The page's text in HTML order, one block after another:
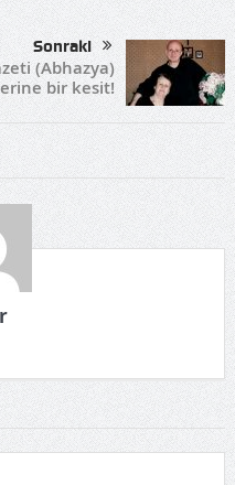
Sonraki
(Abhazya)
bir kesit!